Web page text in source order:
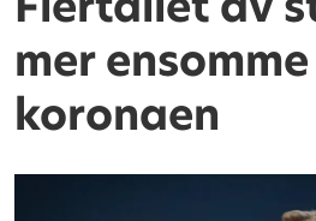
mer
koronaen